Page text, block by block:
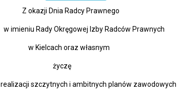
Z okazji Dnia Radcy Prawnego
w imieniu Rady Okręgowej Izby Radców Prawnych
w Kielcach oraz własnym
życzę
realizacji szczytnych i ambitnych planów zawodowych